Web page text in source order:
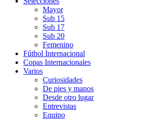
Mayor
Sub 15
Sub 17
Sub 20
Femenino
Fútbol Internacional
Copas Internacionales
Varios
Curiosidades
De pies y manos
Desde otro lugar
Entrevistas
Equipo